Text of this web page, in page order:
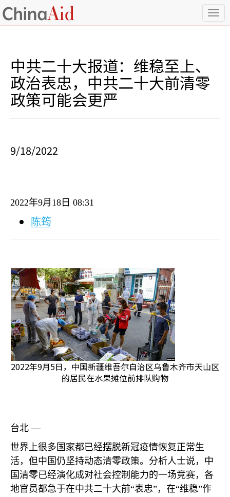
T
o
中共二十大报道：维稳至上、
政治表忠，中共二十大前清零
政策可能会更严
9/18/2022
2022年9月 18 日 08:31
陈筠
2022年9月5日，中国新疆维吾尔自治区乌鲁木齐市天山区
的居民在水果摊位前排队购物
台北 —
世界上很多国家都已经摆脱新冠疫情恢复正常生
活，但中国仍坚持动态清零政策。分析人士说，中
国清零已经演化成对社会控制能力的一场竞赛，各
地官员都急于在中共二十大前“表忠”，在“维稳”作